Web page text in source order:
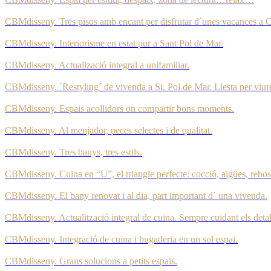
CBMdisseny. Tres pisos amb encant per disfrutar d´unes vacances a
CBMdisseny. Interiorisme en estat pur a Sant Pol de Mar.
CBMdisseny. Actualizació integral a unifamiliar.
CBMdisseny. ´Restyling´ de vivenda a St. Pol de Mar. Llesta per
CBMdisseny. Espais acollidors on compartir bons moments.
CBMdisseny. Al menjador, peces selectes i de qualitat.
CBMdisseny. Tres banys, tres estils.
CBMdisseny. Cuina en “U”, el triangle perfecte: cocció, aigües,
CBMdisseny. El bany renovat i al dia, part important d´ una vivenda.
CBMdisseny. Actualització integral de cuina. Sempre cuidant els
CBMdisseny. Integració de cuina i bugaderia en un sol espai.
CBMdisseny. Grans solucions a petits espais.